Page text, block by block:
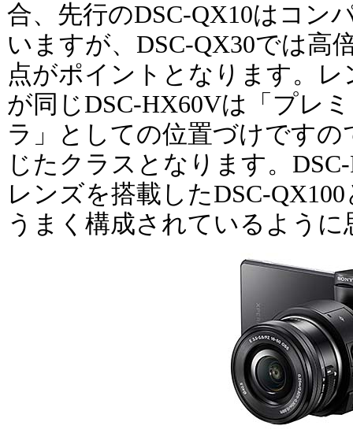
合、先行のDSC-QX10はコン
いますが、DSC-QX30では高
点がポイントとなります。
が同じDSC-HX60Vは「プレ
ラ」としての位置づけです
じたクラスとなります。
レンズを搭載したDSC-
うまく構成されているように